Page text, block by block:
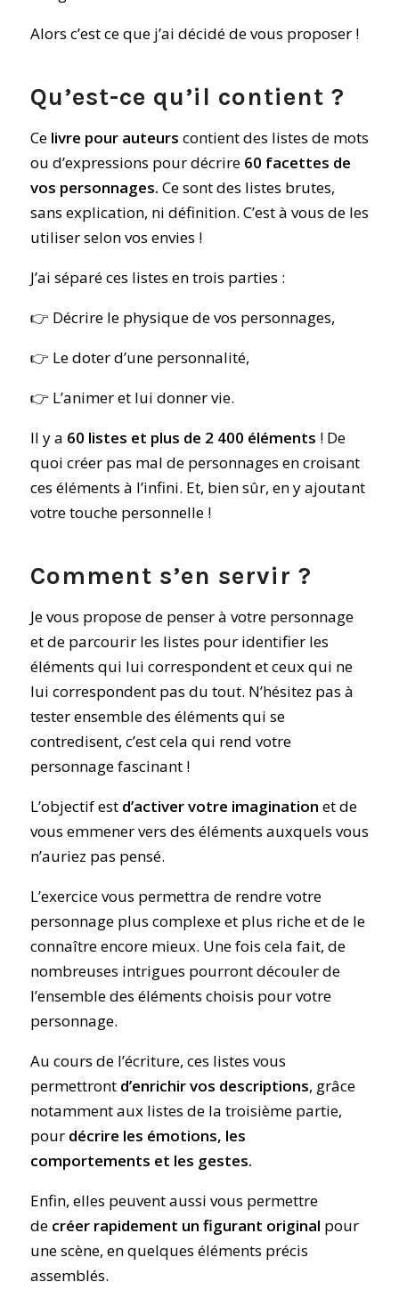
Alors c’est ce que j’ai décidé de vous proposer !
Qu’est-ce qu’il contient ?
Ce livre pour auteurs contient des listes de mots
ou d’expressions pour décrire 60 facettes de
vos personnages. Ce sont des listes brutes,
sans explication, ni définition. C’est à vous de les
utiliser selon vos envies !
J’ai séparé ces listes en trois parties :
👉 Décrire le physique de vos personnages,
👉 Le doter d’une personnalité,
👉 L’animer et lui donner vie.
Il y a 60 listes et plus de 2 400 éléments ! De
quoi créer pas mal de personnages en croisant
ces éléments à l’infini. Et, bien sûr, en y ajoutant
votre touche personnelle !
Comment s’en servir ?
Je vous propose de penser à votre personnage
et de parcourir les listes pour identifier les
éléments qui lui correspondent et ceux qui ne
lui correspondent pas du tout. N’hésitez pas à
tester ensemble des éléments qui se
contredisent, c’est cela qui rend votre
personnage fascinant !
L’objectif est d’activer votre imagination et de
vous emmener vers des éléments auxquels vous
n’auriez pas pensé.
L’exercice vous permettra de rendre votre
personnage plus complexe et plus riche et de le
connaître encore mieux. Une fois cela fait, de
nombreuses intrigues pourront découler de
l’ensemble des éléments choisis pour votre
personnage.
Au cours de l’écriture, ces listes vous
permettront d’enrichir vos descriptions, grâce
notamment aux listes de la troisième partie,
pour décrire les émotions, les
comportements et les gestes.
Enfin, elles peuvent aussi vous permettre
de créer rapidement un figurant original pour
une scène, en quelques éléments précis
assemblés.